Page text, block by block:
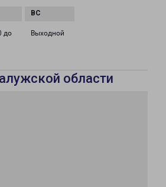
до
Выходной
области